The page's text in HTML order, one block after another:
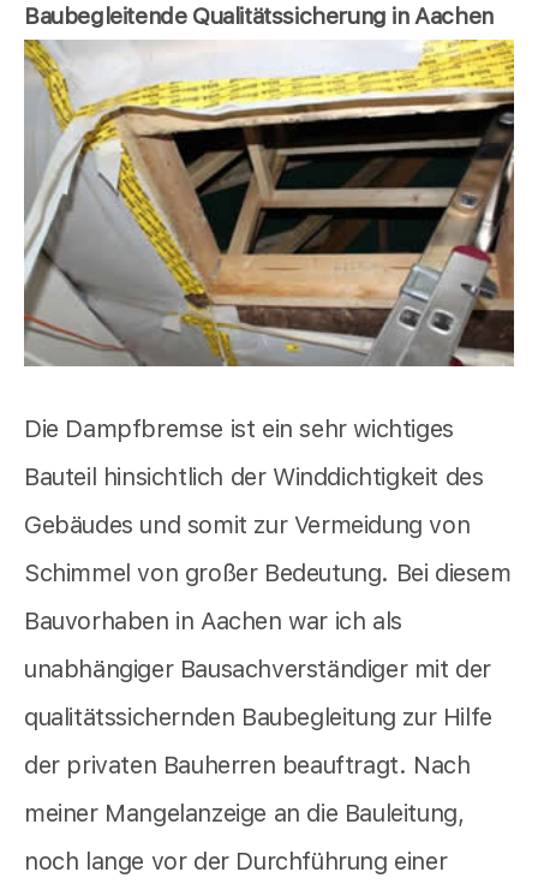
Baubegleitende Qualitätssicherung in Aachen
Die Dampfbremse ist ein sehr wichtiges
Bauteil hinsichtlich der Winddichtigkeit des
Gebäudes und somit zur Vermeidung von
Schimmel von großer Bedeutung. Bei diesem
Bauvorhaben in Aachen war ich als
unabhängiger Bausachverständiger mit der
qualitätssichernden Baubegleitung zur Hilfe
der privaten Bauherren beauftragt. Nach
meiner Mangelanzeige an die Bauleitung,
noch lange vor der Durchführung einer